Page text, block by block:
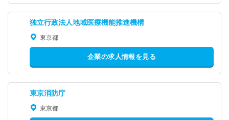
独立行政法人地域医療機能推進機構
東京都
企業の求人情報を見る
東京消防庁
東京都